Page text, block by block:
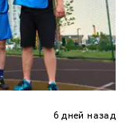
6 дней назад